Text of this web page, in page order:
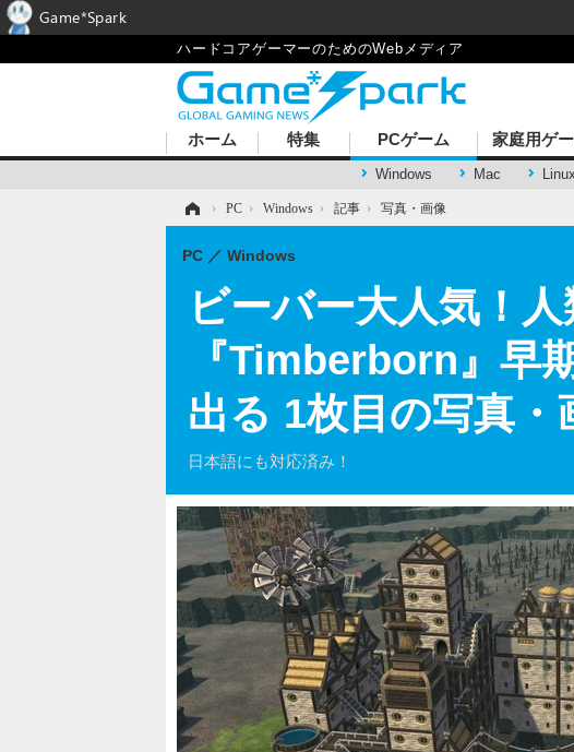
ハードコアゲーマーのためのWebメディア
ホーム 特集 PCゲーム
Windows Mac Linux
家庭用ゲ
› PC › Windows › 記事 › 写真・画像
ビーバー大人気！
『Timberborn』早
出る 1枚目の写真・
日本語にも対応済み！
PC Windows
Game*Spark